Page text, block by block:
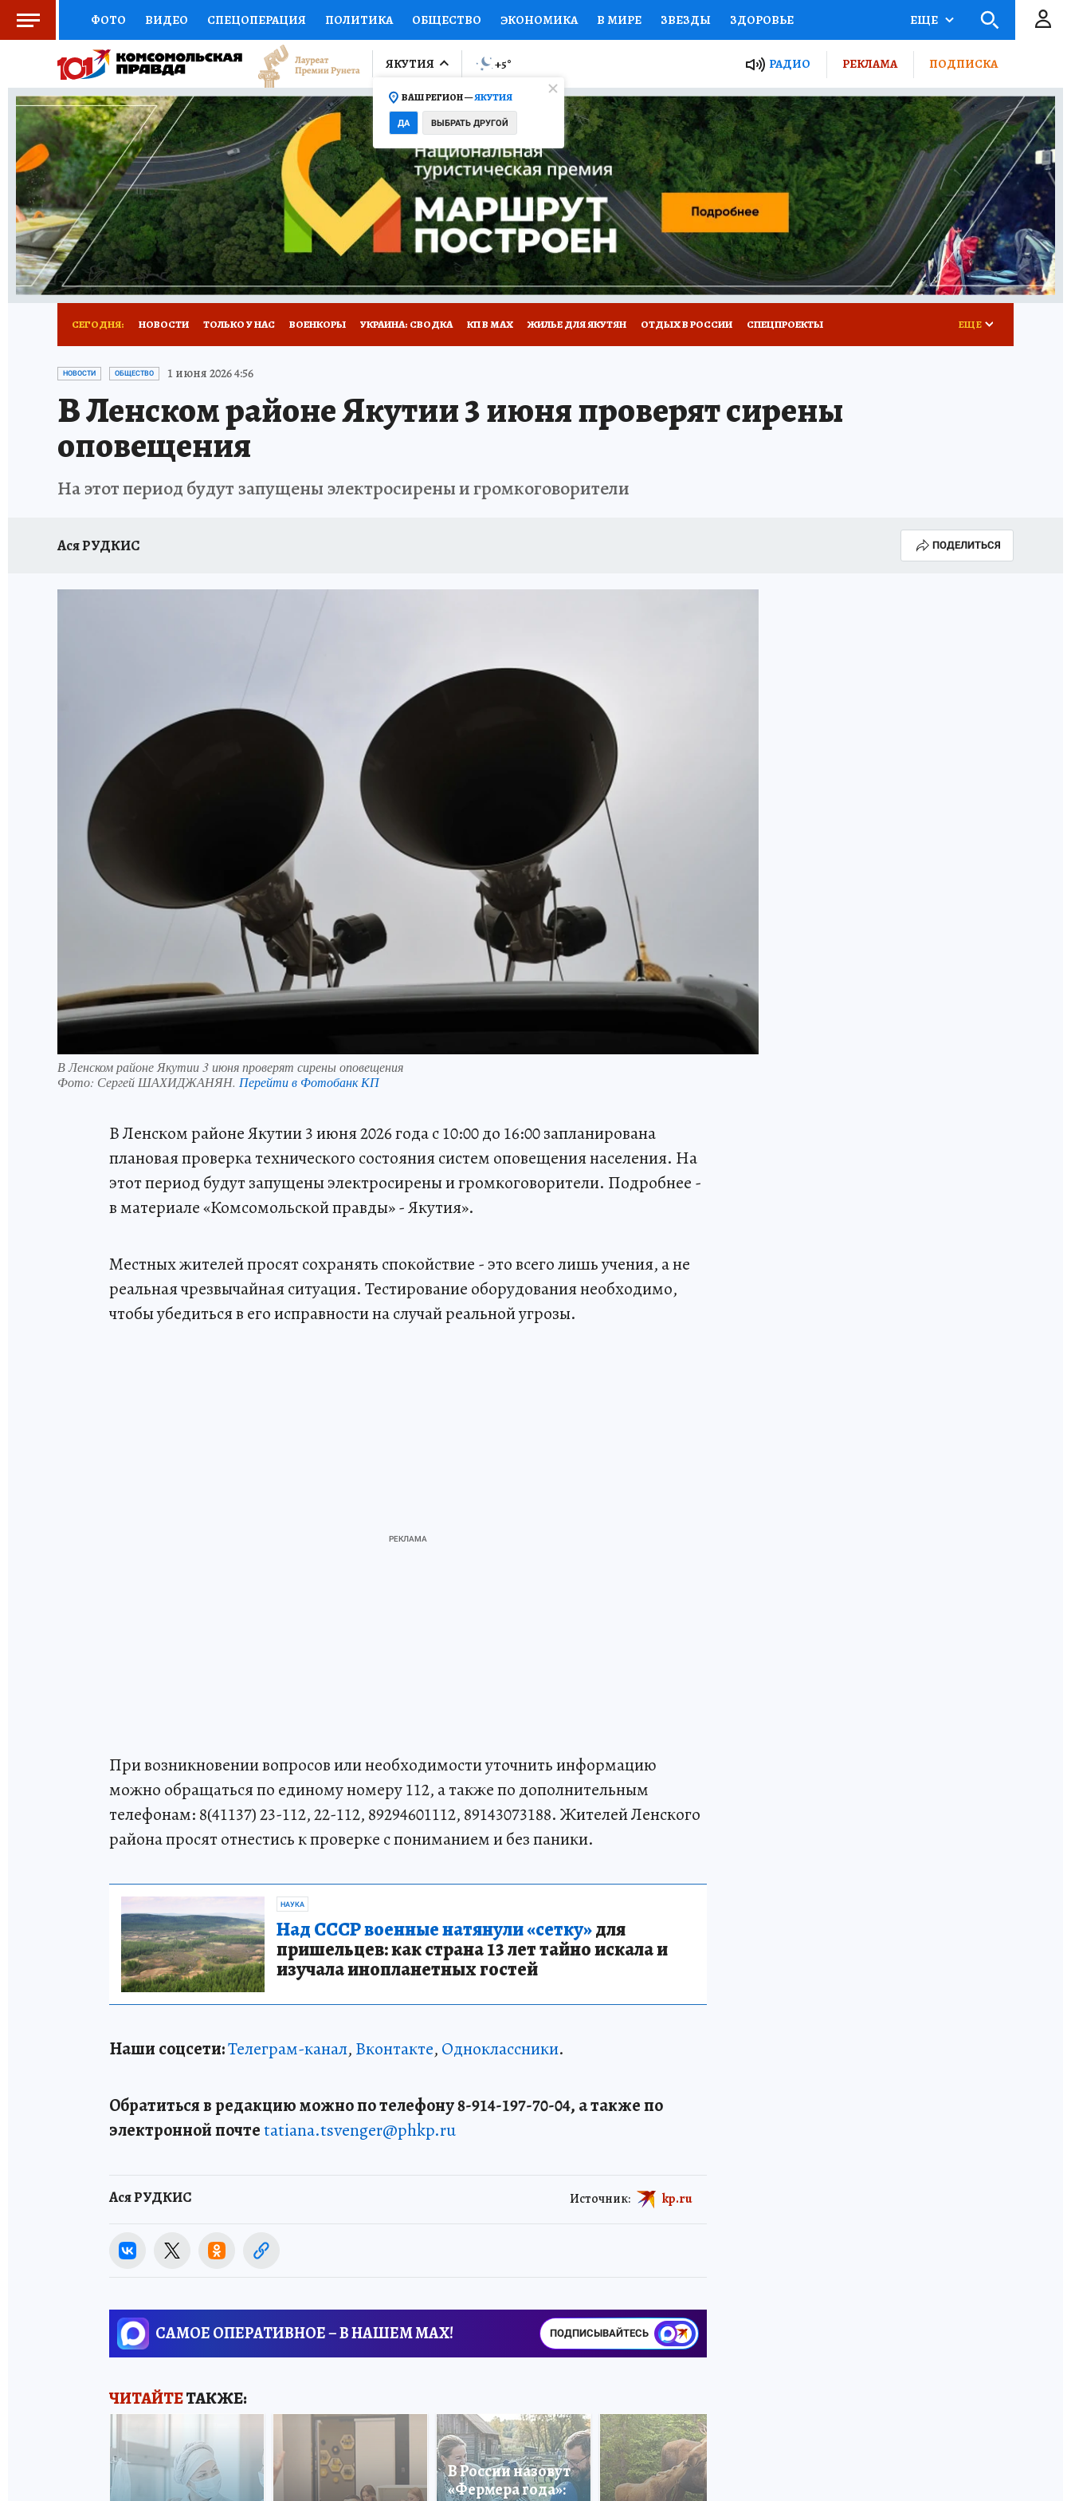
ФОТО ВИДЕО СПЕЦОПЕРАЦИЯ ПОЛИТИКА ОБЩЕСТВО ЭКОНОМИКА В МИРЕ ЗВЕЗДЫ ЗДОРОВЬЕ
СОЦПОДДЕРЖКА НАУКА СПОРТ КОЛУМНИСТЫ ПРОИСШЕСТВИЯ НАЦИОНАЛЬНЫЕ ПРОЕКТЫ РОССИИ
ВЫБОР ЭКСПЕРТОВ ДОКТОР ФИНАНСЫ ОТКРЫВАЕМ МИР Я ЗНАЮ СЕМЬЯ ЖЕНСКИЕ СЕКРЕТЫ ПУТЕВОДИТЕЛЬ
КНИЖНАЯ ПОЛКА ПРОГНОЗЫ НА СПОРТ ПРОМОКОДЫ СЕРИАЛЫ СПЕЦПРОЕКТЫ ДЕФИЦИТ ЖЕЛЕЗА ТУРИЗМ
ПРЕСС-ЦЕНТР НЕДВИЖИМОСТЬ ТЕЛЕВИЗОР КОЛЛЕКЦИИ КОНКУРСЫ РАБОТА У НАС ГИД ПОТРЕБИТЕЛЯ ВСЕ О КП
РАДИО КП РЕКЛАМА ТЕСТЫ НОВОЕ НА САЙТЕ
ЕЩЕ
ЯКУТИЯ
ВАШ РЕГИОН —ЯКУТИЯ
ДА ВЫБРАТЬ ДРУГОЙ
+5° РАДИО РЕКЛАМА ПОДПИСКА
СЕГОДНЯ: НОВОСТИ ТОЛЬКО У НАС ВОЕНКОРЫ УКРАИНА: СВОДКА КП В МАХ ЖИЛЬЕ ДЛЯ ЯКУТЯН ОТДЫХ В РОССИИ СПЕЦПРОЕКТЫ
ЗАПОВЕДНАЯ РОССИЯ
ЕЩЕ
НОВОСТИ ОБЩЕСТВО 1 июня 2026 4:56
В Ленском районе Якутии 3 июня проверят сирены
оповещения
На этот период будут запущены электросирены и громкоговорители
Ася РУДКИС ПОДЕЛИТЬСЯ
В Ленском районе Якутии 3 июня проверят сирены оповещения
Фото: Сергей ШАХИДЖАНЯН. Перейти в Фотобанк КП
В Ленском районе Якутии 3 июня 2026 года с 10:00 до 16:00 запланирована
плановая проверка технического состояния систем оповещения населения. На
этот период будут запущены электросирены и громкоговорители. Подробнее -
в материале «Комсомольской правды» - Якутия».
Местных жителей просят сохранять спокойствие - это всего лишь учения, а не
реальная чрезвычайная ситуация. Тестирование оборудования необходимо,
чтобы убедиться в его исправности на случай реальной угрозы.
При возникновении вопросов или необходимости уточнить информацию
можно обращаться по единому номеру 112, а также по дополнительным
телефонам: 8(41137) 23-112, 22-112, 89294601112, 89143073188. Жителей Ленского
района просят отнестись к проверке с пониманием и без паники.
НАУКА
Над СССР военные натянули «сетку»для
пришельцев: как страна 13 лет тайно искала и
изучала инопланетных гостей
Наши соцсети:Телеграм-канал, Вконтакте, Одноклассники.
Обратиться в редакцию можно по телефону 8-914-197-70-04, а также по
электронной почтеtatiana.tsvenger@phkp.ru
Ася РУДКИС Источник: kp.ru
САМОЕ ОПЕРАТИВНОЕ – В НАШЕМ MAX! ПОДПИСЫВАЙТЕСЬ
ЧИТАЙТЕТАКЖЕ:
В России назовут
«Фермера года»: